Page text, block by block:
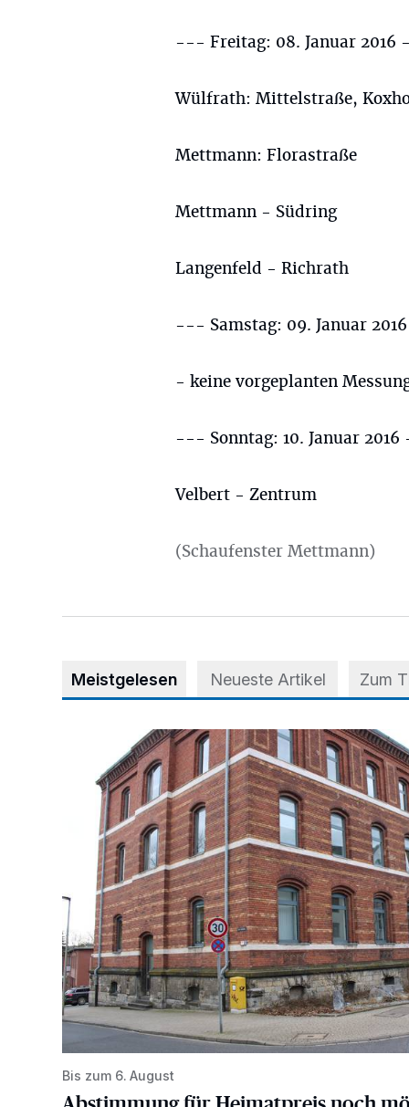
--- Freitag: 08. Januar 2016
Wülfrath: Mittelstraße,
Mettmann: Florastraße
Mettmann - Südring
Langenfeld - Richrath
--- Samstag: 09. Januar
- keine vorgeplanten
--- Sonntag: 10. Januar
Velbert - Zentrum
(Schaufenster Mettmann)
Meistgelesen Neueste Artikel Zum
Abstimmung für Heimatpreis noch möglich
Bis zum 6. August